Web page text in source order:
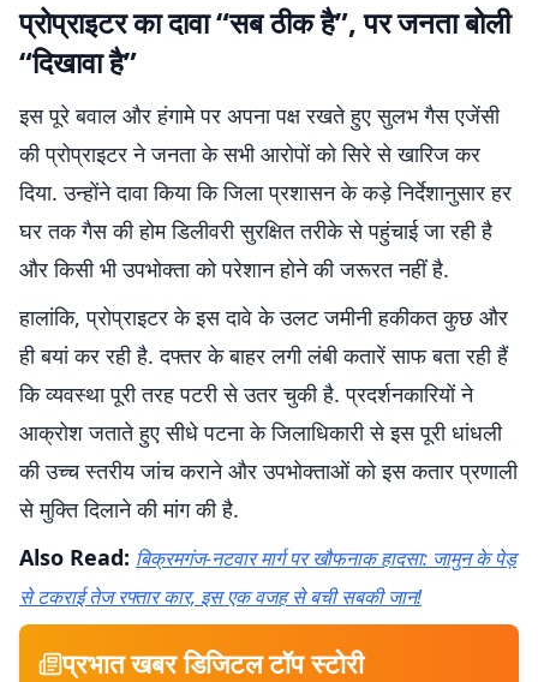
प्रोप्राइटर का दावा “सब ठीक है”, पर जनता बोली
“दिखावा है”
इस पूरे बवाल और हंगामे पर अपना पक्ष रखते हुए सुलभ गैस एजेंसी
की प्रोप्राइटर ने जनता के सभी आरोपों को सिरे से खारिज कर
दिया. उन्होंने दावा किया कि जिला प्रशासन के कड़े निर्देशानुसार हर
घर तक गैस की होम डिलीवरी सुरक्षित तरीके से पहुंचाई जा रही है
और किसी भी उपभोक्ता को परेशान होने की जरूरत नहीं है.
हालांकि, प्रोप्राइटर के इस दावे के उलट जमीनी हकीकत कुछ और
ही बयां कर रही है. दफ्तर के बाहर लगी लंबी कतारें साफ बता रही हैं
कि व्यवस्था पूरी तरह पटरी से उतर चुकी है. प्रदर्शनकारियों ने
आक्रोश जताते हुए सीधे पटना के जिलाधिकारी से इस पूरी धांधली
की उच्च स्तरीय जांच कराने और उपभोक्ताओं को इस कतार प्रणाली
से मुक्ति दिलाने की मांग की है.
Also Read: बिक्रमगंज-नटवार मार्ग पर खौफनाक हादसा: जामुन के पेड़
से टकराई तेज रफ्तार कार, इस एक वजह से बची सबकी जान!
प्रभात खबर डिजिटल टॉप स्टोरी